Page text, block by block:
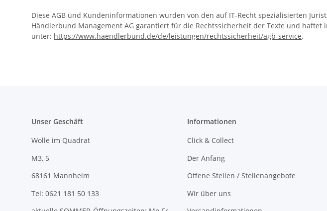
Diese AGB und Kundeninformationen wurden von den auf IT-Recht spezialisierten
Händlerbund Management AG garantiert für die Rechtssicherheit der Texte und
unter: https://www.haendlerbund.de/de/leistungen/rechtssicherheit/agb-service.
Unser Geschäft
Wolle im Quadrat
M3, 5
68161 Mannheim
Tel: 0621 181 50 133
Informationen
Click & Collect
Der Anfang
Offene Stellen / Stellenangebote
Wir über uns